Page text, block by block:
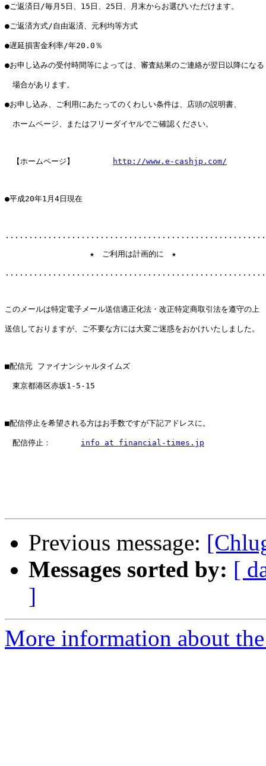
●ご返済日/毎月5日、15日、25日、月末からお選びいただけます。
●ご返済方式/自由返済、元利均等方式
●遅延損害金利率/年20.0％
●お申し込みの受付時間等によっては、審査結果のご連絡が翌日以降になる
場合があります。
●お申し込み、ご利用にあたってのくわしい条件は、店頭の説明書、
ホームページ、またはフリーダイヤルでご確認ください。
【ホームページ】 http://www.e-cashjp.com/
●平成20年1月4日現在
★　ご利用は計画的に　★
このメールは特定電子メール送信適正化法・改正特定商取引法を遵守の上
送信しておりますが、ご不要な方には大変ご迷惑をおかけいたしました。
■配信元 ファイナンシャルタイムズ
東京都港区赤坂1-5-15
■配信停止を希望される方はお手数ですが下記アドレスに。
info at financial-times.jp
Previous message:
Messages sorted by: [
]
More information about